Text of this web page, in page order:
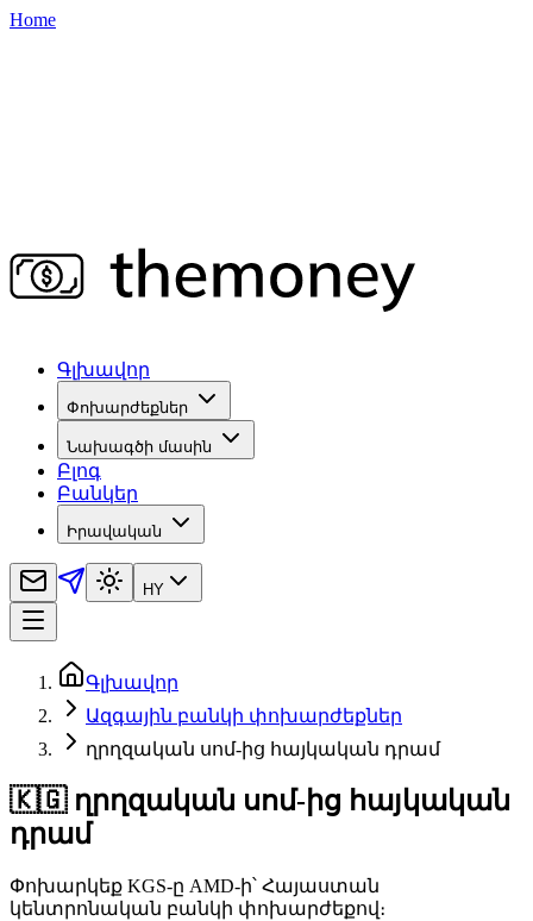
Home
Գլխավոր
Փոխարժեքներ
Նախագծի մասին
Բլոգ
Բանկեր
Իրավական
HY
Գլխավոր
Ազգային բանկի փոխարժեքներ
ղրղզական սոմ‑ից հայկական դրամ
🇰🇬 ղրղզական սոմ‑ից հայկական
դրամ
Փոխարկեք KGS‑ը AMD‑ի՝ Հայաստան
կենտրոնական բանկի փոխարժեքով։